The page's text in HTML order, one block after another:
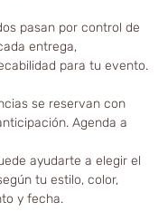
pasan por control de
entrega,
para tu evento.
se reservan con
Agenda a
ayudarte a elegir el
tu estilo, color,
y fecha.